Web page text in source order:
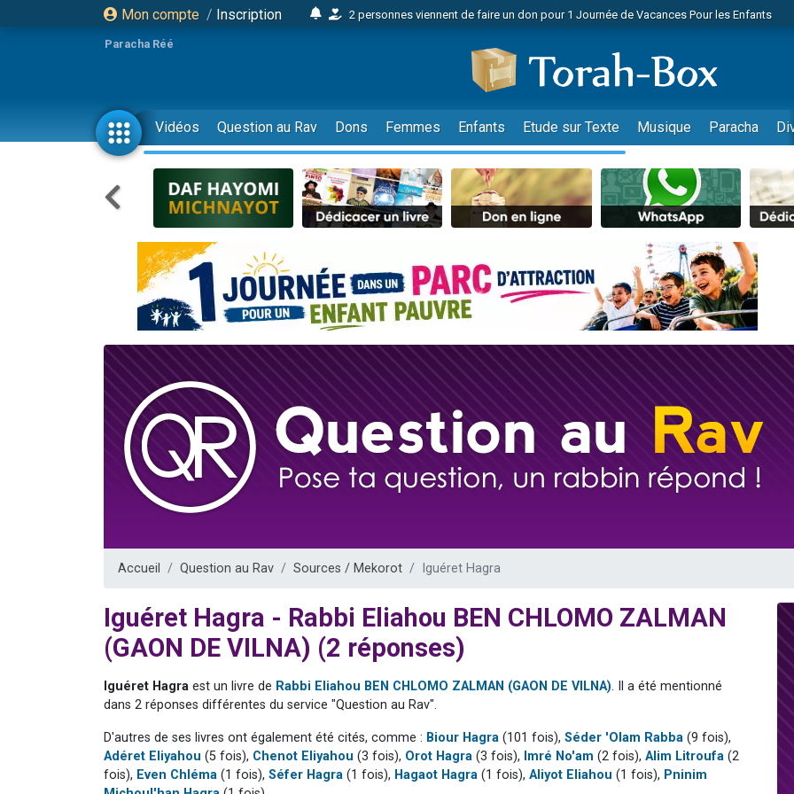
Mon compte / Inscription
2 personnes viennent de faire un don pour 1 Journée de Vacances Pour les Enfants
4 personnes viennent de nous rejoindre sur WhatsApp
Il reste 49 places pour étudier en groupe sur Zoom
23 personnes viennent de faire un don pour Diane, 80 ans, dans un appartement
Eva vient de donner son Maasser
4 personnes viennent de nous rejoindre sur WhatsApp
3 personnes viennent de nous rejoindre sur WhatsApp
3 personnes viennent de faire un don pour 5 jours de vacances aux Orphelins
2 personnes viennent de nous rejoindre sur WhatsApp
13 personnes viennent de demander une bénédiction
12 nouvelles musiques dans Torah-Box Music
30 personnes viennent de faire un don pour Sauvez la jambe de Yohan
Il reste 49 places pour étudier en groupe sur Zoom
3 personnes viennent de nous rejoindre sur WhatsApp
2 personnes viennent de nous rejoindre sur WhatsApp
3 personnes viennent de nous rejoindre sur WhatsApp
2 nouvelles musiques dans Torah-Box Music
Paracha Réé
Vidéos Question au Rav Dons Femmes Enfants Etude sur Texte Musique Paracha
Accueil Question au Rav Sources / Mekorot Iguéret Hagra
Iguéret Hagra - Rabbi Eliahou BEN CHLOMO ZALMAN
(GAON DE VILNA) (2 réponses)
Iguéret Hagra est un livre de Rabbi Eliahou BEN CHLOMO ZALMAN (GAON DE VILNA). Il a été mentionné
dans 2 réponses différentes du service "Question au Rav".
D'autres de ses livres ont également été cités, comme : Biour Hagra (101 fois), Séder 'Olam Rabba (9 fois),
Adéret Eliyahou (5 fois), Chenot Eliyahou (3 fois), Orot Hagra (3 fois), Imré No'am (2 fois), Alim Litroufa (2
fois), Even Chléma (1 fois), Séfer Hagra (1 fois), Hagaot Hagra (1 fois), Aliyot Eliahou (1 fois), Pninim